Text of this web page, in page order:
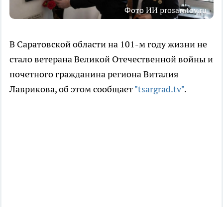
Фото ИИ prosaratov.ru
В Саратовской области на 101-м году жизни не
стало ветерана Великой Отечественной войны и
почетного гражданина региона Виталия
Лаврикова, об этом сообщает"tsargrad.tv".